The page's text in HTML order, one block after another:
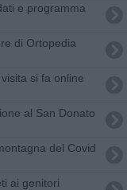
e programma
di Ortopedia
si fa online
al San Donato
del Covid
ai genitori